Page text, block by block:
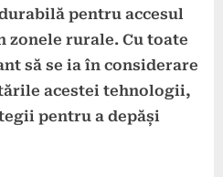
pentru accesul
zonele rurale. Cu toate
să se ia în considerare
acestei tehnologii,
pentru a depăși